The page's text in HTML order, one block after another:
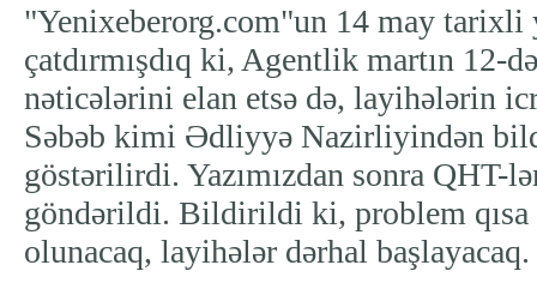
"Yenixeberorg.com"un 14 may tarixli
çatdırmışdıq ki, Agentlik martın 12-
nəticələrini elan etsə də, layihələrin
Səbəb kimi Ədliyyə Nazirliyindən
göstərilirdi. Yazımızdan sonra QHT-
göndərildi. Bildirildi ki, problem qısa
olunacaq, layihələr dərhal başlayacaq.